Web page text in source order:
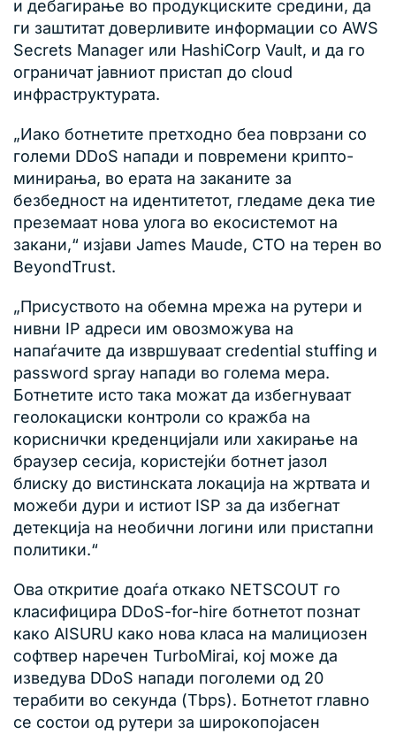
и дебагирање во продукциските средини, да
ги заштитат доверливите информации со AWS
Secrets Manager или HashiCorp Vault, и да го
ограничат јавниот пристап до cloud
инфраструктурата.
„Иако ботнетите претходно беа поврзани со
големи DDoS напади и повремени крипто-
минирања, во ерата на заканите за
безбедност на идентитетот, гледаме дека тие
преземаат нова улога во екосистемот на
закани,“ изјави James Maude, CTO на терен во
BeyondTrust.
„Присуството на обемна мрежа на рутери и
нивни IP адреси им овозможува на
напаѓачите да извршуваат credential stuffing и
password spray напади во голема мера.
Ботнетите исто така можат да избегнуваат
геолокациски контроли со кражба на
кориснички креденцијали или хакирање на
браузер сесија, користејќи ботнет јазол
блиску до вистинската локација на жртвата и
можеби дури и истиот ISP за да избегнат
детекција на необични логини или пристапни
политики.“
Ова откритие доаѓа откако NETSCOUT го
класифицира DDoS-for-hire ботнетот познат
како AISURU како нова класа на малициозен
софтвер наречен TurboMirai, кој може да
изведува DDoS напади поголеми од 20
терабити во секунда (Tbps). Ботнетот главно
се состои од рутери за широкопојасен